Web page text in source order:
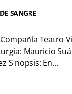
SANGRE
Teatro
Mauricio
Sinopsis: En...